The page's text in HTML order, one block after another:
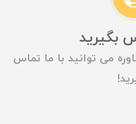
بگیرید
می توانید با ما تماس